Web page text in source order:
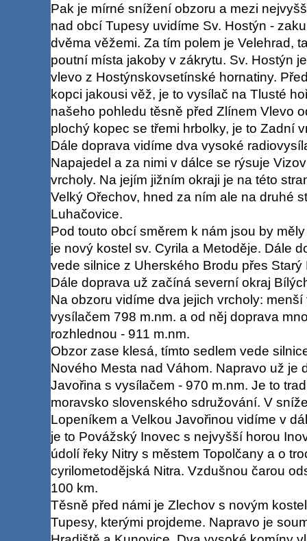
Pak je mírné snížení obzoru a mezi
nad obcí Tupesy uvidíme Sv. Hostýn -
dvěma věžemi. Za tím polem je Velehrad,
poutní místa jakoby v zákrytu. Sv. Hostýn
vlevo z Hostýnskovsetínské hornatiny.
kopci jakousi věž, je to vysílač na Tlusté
našeho pohledu těsně před Zlínem Vlevo
plochý kopec se třemi hrbolky, je to Zadní
Dále doprava vidíme dva vysoké
Napajedel a za nimi v dálce se rýsuje
vrcholy. Na jejím jižním okraji je na této
Velký Ořechov, hned za ním ale na druhé
Luhačovice.
Pod touto obcí směrem k nám jsou by
je nový kostel sv. Cyrila a Metoděje. Dále
vede silnice z Uherského Brodu přes
Dále doprava už začíná severní okraj
Na obzoru vidíme dva jejich vrcholy:
vysílačem 798 m.nm. a od něj doprava
rozhlednou - 911 m.nm.
Obzor zase klesá, tímto sedlem vede
Nového Mesta nad Váhom. Napravo už je
Javořina s vysílačem - 970 m.nm. Je to
moravsko slovenského sdružování. V
Lopeníkem a Velkou Javořinou vidíme v
je to Povážský Inovec s nejvyšší horou
údolí řeky Nitry s městem Topolčany a o
cyrilometodějská Nitra. Vzdušnou čarou
100 km.
Těsně před námi je Zlechov s novým
Tupesy, kterými projdeme. Napravo je